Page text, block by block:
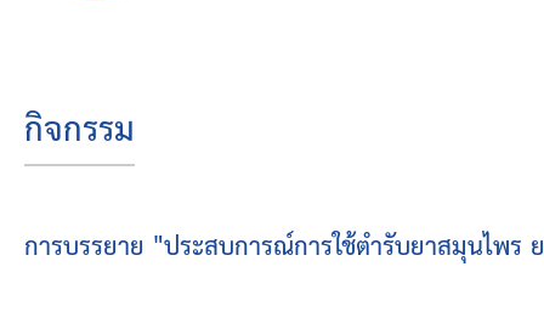
โครงสร้างองค์กร
โครงสร้างการแบ่งส่วนราชการ
กิจกรรม
การบรรยาย "ประสบการณ์การใช้ตำรับยาสมุนไพ